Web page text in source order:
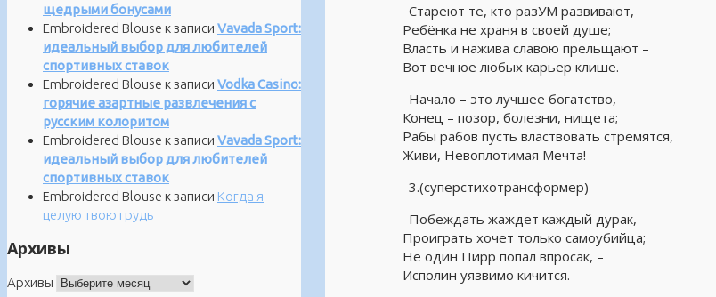
Стареют те, кто разУМ развивают,
Ребёнка не храня в своей душе;
Власть и нажива славою прельщают –
Вот вечное любых карьер клише.
Начало – это лучшее богатство,
Конец – позор, болезни, нищета;
Рабы рабов пусть властвовать стремятся,
Живи, Невоплотимая Мечта!
3.(cуперстихотрансформер)
Побеждать жаждет каждый дурак,
Проиграть хочет только самоубийца;
Не один Пирр попал впросак, –
Исполин уязвимо кичится.
щедрыми бонусами
Embroidered Blouse к записи Vavada Sport:
идеальный выбор для любителей
спортивных ставок
Embroidered Blouse к записи Vodka Casino:
горячие азартные развлечения с
русским колоритом
Embroidered Blouse к записи Vavada Sport:
идеальный выбор для любителей
спортивных ставок
Embroidered Blouse к записи Когда я
целую твою грудь
Архивы
Архивы